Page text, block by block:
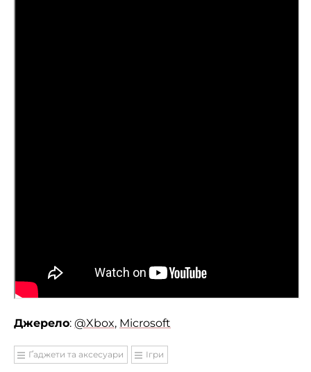
Джерело: @Xbox, Microsoft
Ґаджети та аксесуари Ігри